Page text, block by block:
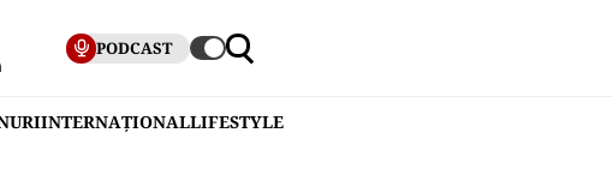
PODCAST
INTERNAȚIONALLIFESTYLE